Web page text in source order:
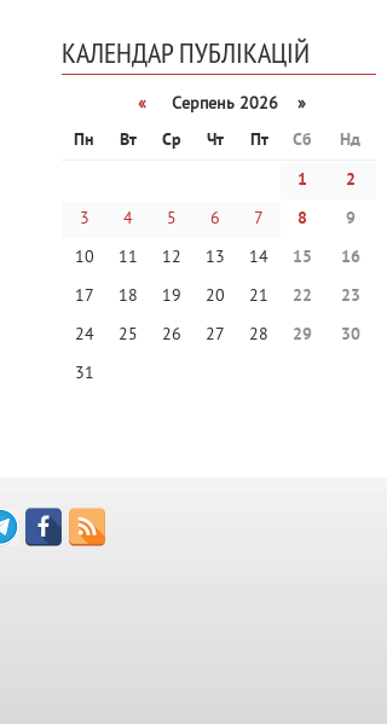
КАЛЕНДАР ПУБЛІКАЦІЙ
«
Серпень 2026 »
Пн
Вт Ср Чт Пт Сб
Нд
1
2
3
4 5 6 7 8
9
10
11 12 13 14 15
16
17
18 19 20 21 22
23
24
25 26 27 28 29
30
31